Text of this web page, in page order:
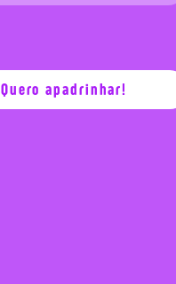
Quero apadrinhar!